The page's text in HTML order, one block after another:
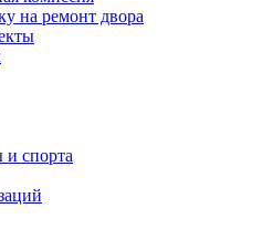
на ремонт двора
и спорта